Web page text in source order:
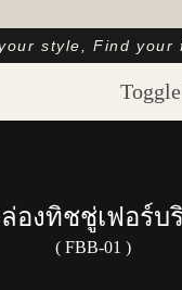
style, Find your
แคตต
องทิชชู่เฟอร์บ
( FBB-01 )